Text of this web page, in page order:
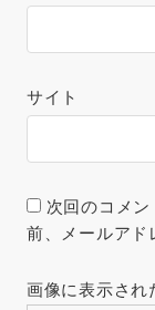
サイト
次回のコメ
前、メールアド
画像に表示され